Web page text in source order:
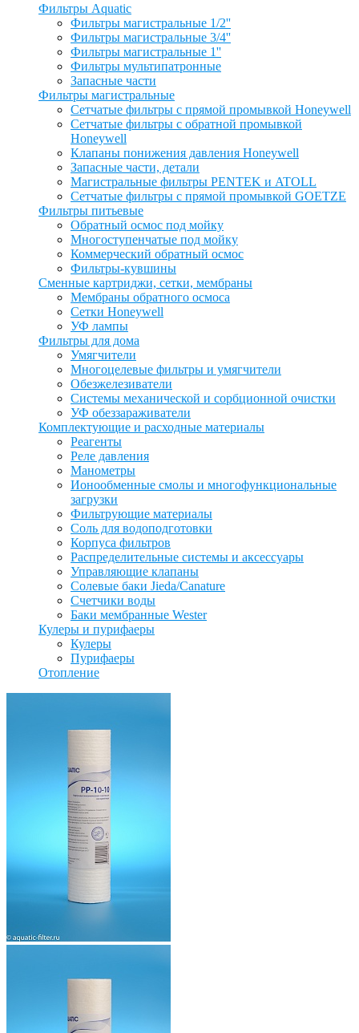
Фильтры Aquatic
Фильтры магистральные 1/2''
Фильтры магистральные 3/4''
Фильтры магистральные 1''
Фильтры мультипатронные
Запасные части
Фильтры магистральные
Сетчатые фильтры с прямой промывкой Honeywell
Сетчатые фильтры с обратной промывкой
Honeywell
Клапаны понижения давления Honeywell
Запасные части, детали
Магистральные фильтры PENTEK и ATOLL
Сетчатые фильтры с прямой промывкой GOETZE
Фильтры питьевые
Обратный осмос под мойку
Многоступенчатые под мойку
Коммерческий обратный осмос
Фильтры-кувшины
Сменные картриджи, сетки, мембраны
Мембраны обратного осмоса
Сетки Honeywell
УФ лампы
Фильтры для дома
Умягчители
Многоцелевые фильтры и умягчители
Обезжелезиватели
Системы механической и сорбционной очистки
УФ обеззараживатели
Комплектующие и расходные материалы
Реагенты
Реле давления
Манометры
Ионообменные смолы и многофункциональные
загрузки
Фильтрующие материалы
Соль для водоподготовки
Корпуса фильтров
Распределительные системы и аксессуары
Управляющие клапаны
Солевые баки Jieda/Canature
Счетчики воды
Баки мембранные Wester
Кулеры и пурифаеры
Кулеры
Пурифаеры
Отопление